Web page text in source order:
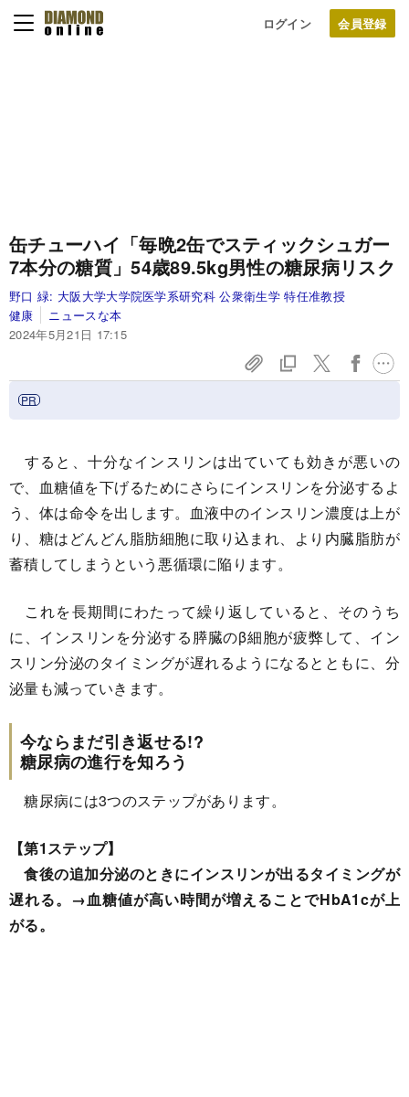
ログイン
缶チューハイ「毎晩2缶でスティックシュガー
7本分の糖質」54歳89.5kg男性の糖尿病リスク
野口 緑: 大阪大学大学院医学系研究科 公衆衛生学 特任准教授
健康
ニュースな本
2024年5月21日 17:15
すると、十分なインスリンは出ていても効きが悪いの
で、血糖値を下げるためにさらにインスリンを分泌するよ
う、体は命令を出します。血液中のインスリン濃度は上が
り、糖はどんどん脂肪細胞に取り込まれ、より内臓脂肪が
蓄積してしまうという悪循環に陥ります。
これを長期間にわたって繰り返していると、そのうち
に、インスリンを分泌する膵臓のβ細胞が疲弊して、イン
スリン分泌のタイミングが遅れるようになるとともに、分
泌量も減っていきます。
今ならまだ引き返せる!?
糖尿病の進行を知ろう
糖尿病には3つのステップがあります。
【第1ステップ】
食後の追加分泌のときにインスリンが出るタイミングが
遅れる。→血糖値が高い時間が増えることでHbA1cが上
がる。